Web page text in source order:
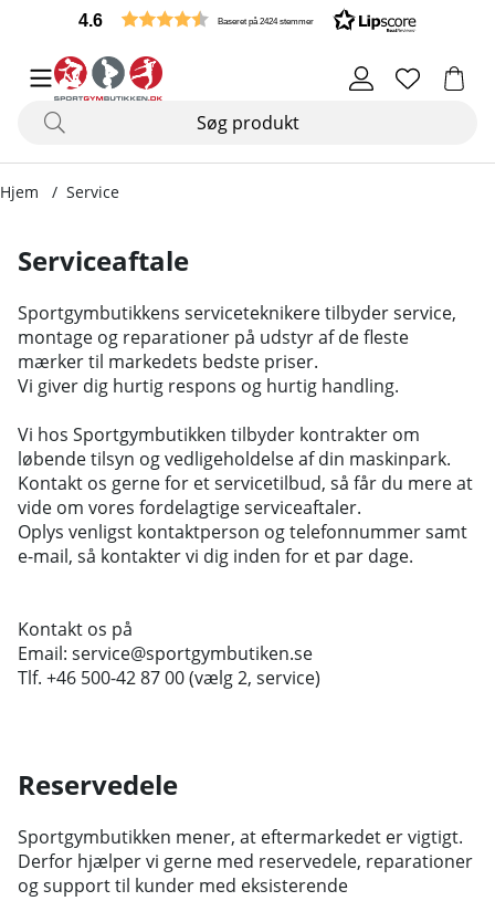
4.6 Baseret på 2424 stemmer
Hjem Service
Serviceaftale
Sportgymbutikkens serviceteknikere tilbyder service,
montage og reparationer på udstyr af de fleste
mærker til markedets bedste priser.
Vi giver dig hurtig respons og hurtig handling.
Vi hos Sportgymbutikken tilbyder kontrakter om
løbende tilsyn og vedligeholdelse af din maskinpark.
Kontakt os gerne for et servicetilbud, så får du mere at
vide om vores fordelagtige serviceaftaler.
Oplys venligst kontaktperson og telefonnummer samt
e-mail, så kontakter vi dig inden for et par dage.
Kontakt os på
Email: service@sportgymbutiken.se
Tlf. +46 500-42 87 00 (vælg 2, service)
Reservedele
Sportgymbutikken mener, at eftermarkedet er vigtigt.
Derfor hjælper vi gerne med reservedele, reparationer
og support til kunder med eksisterende